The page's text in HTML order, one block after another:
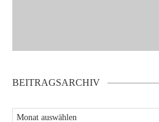
BEITRAGSARCHIV